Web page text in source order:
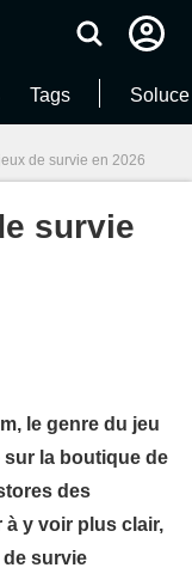
Tags
de survie en 2026
survie
le genre du jeu
la boutique de
des
y voir plus clair,
survie